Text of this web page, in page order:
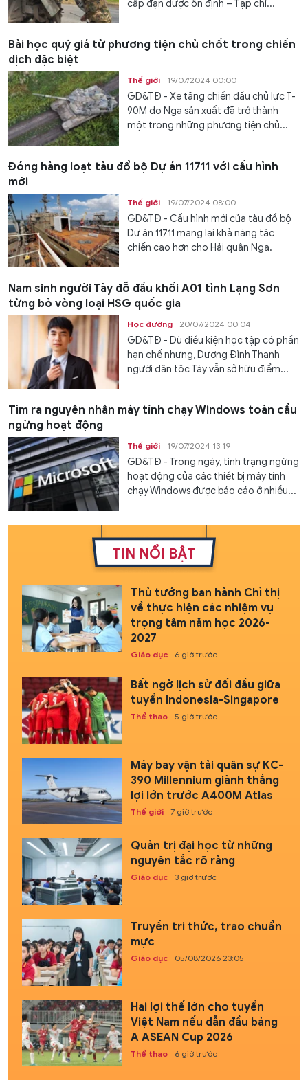
cấp đạn dược ổn định – Tạp chí...
Bài học quý giá từ phương tiện chủ chốt trong chiến
dịch đặc biệt
Thế giới 19/07/2024 00:00
GD&TĐ - Xe tăng chiến đấu chủ lực T-
90M do Nga sản xuất đã trở thành
một trong những phương tiện chủ...
Đóng hàng loạt tàu đổ bộ Dự án 11711 với cấu hình
mới
Thế giới 19/07/2024 08:00
GD&TĐ - Cấu hình mới của tàu đổ bộ
Dự án 11711 mang lại khả năng tác
chiến cao hơn cho Hải quân Nga.
Nam sinh người Tày đỗ đầu khối A01 tỉnh Lạng Sơn
từng bỏ vòng loại HSG quốc gia
Học đường 20/07/2024 00:04
GD&TĐ - Dù điều kiện học tập có phần
hạn chế nhưng, Dương Đình Thanh
người dân tộc Tày vẫn sở hữu điểm...
Tìm ra nguyên nhân máy tính chạy Windows toàn cầu
ngừng hoạt động
Thế giới 19/07/2024 13:19
GD&TĐ - Trong ngày, tình trạng ngừng
hoạt động của các thiết bị máy tính
chạy Windows được báo cáo ở nhiều...
TIN NỔI BẬT
Thủ tướng ban hành Chỉ thị
về thực hiện các nhiệm vụ
trọng tâm năm học 2026-
2027
Giáo dục 6 giờ trước
Bất ngờ lịch sử đối đầu giữa
tuyển Indonesia-Singapore
Thể thao 5 giờ trước
Máy bay vận tải quân sự KC-
390 Millennium giành thắng
lợi lớn trước A400M Atlas
Thế giới 7 giờ trước
Quản trị đại học từ những
nguyên tắc rõ ràng
Giáo dục 3 giờ trước
Truyền tri thức, trao chuẩn
mực
Giáo dục 05/08/2026 23:05
Hai lợi thế lớn cho tuyển
Việt Nam nếu dẫn đầu bảng
A ASEAN Cup 2026
Thể thao 6 giờ trước